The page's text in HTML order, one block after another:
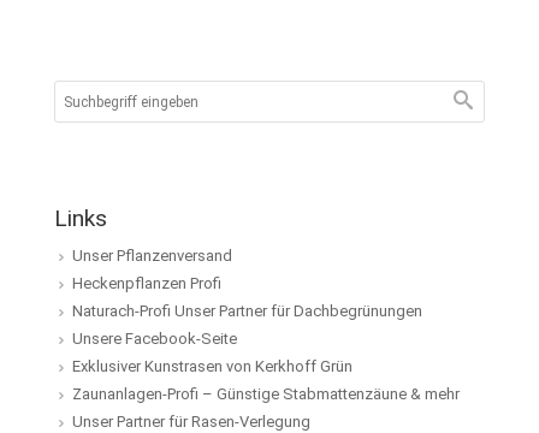
Links
Unser Pflanzenversand
Heckenpflanzen Profi
Naturach-Profi Unser Partner für Dachbegrünungen
Unsere Facebook-Seite
Exklusiver Kunstrasen von Kerkhoff Grün
Zaunanlagen-Profi – Günstige Stabmattenzäune & mehr
Unser Partner für Rasen-Verlegung